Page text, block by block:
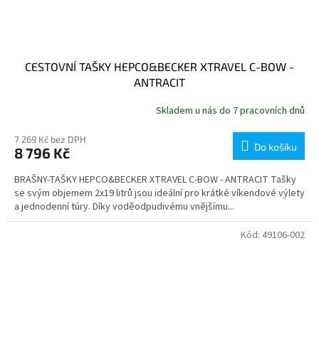
CESTOVNÍ TAŠKY HEPCO&BECKER XTRAVEL C-BOW -
ANTRACIT
Skladem u nás do 7 pracovních dnů
7 269 Kč bez DPH
8 796 Kč Do košíku
BRAŠNY-TAŠKY HEPCO&BECKER XTRAVEL C-BOW - ANTRACIT Tašky
se svým objemem 2x19 litrů jsou ideální pro krátké víkendové výlety
a jednodenní túry. Díky voděodpudivému vnějšímu...
Kód: 49106-002